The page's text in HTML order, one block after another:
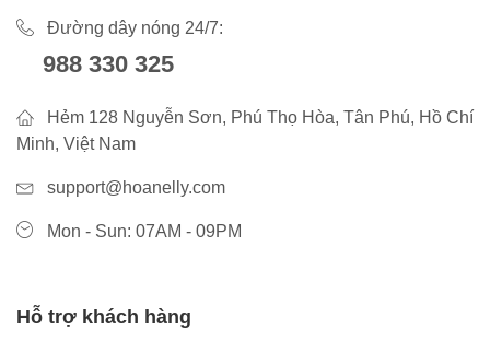
Đường dây nóng 24/7:
988 330 325
Hẻm 128 Nguyễn Sơn, Phú Thọ Hòa, Tân Phú, Hồ Chí
Minh, Việt Nam
support@hoanelly.com
Mon - Sun: 07AM - 09PM
Hỗ trợ khách hàng